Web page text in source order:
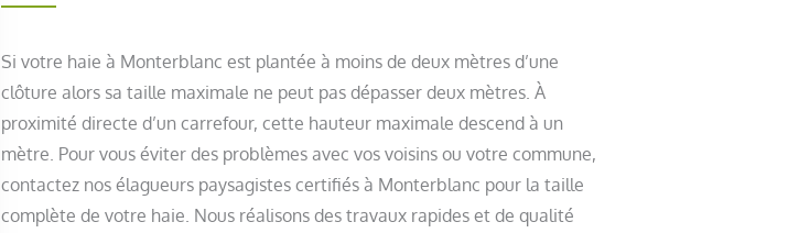
Si votre haie à Monterblanc est plantée à moins de deux mètres d’une
clôture alors sa taille maximale ne peut pas dépasser deux mètres. À
proximité directe d’un carrefour, cette hauteur maximale descend à un
mètre. Pour vous éviter des problèmes avec vos voisins ou votre commune,
contactez nos élagueurs paysagistes certifiés à Monterblanc pour la taille
complète de votre haie. Nous réalisons des travaux rapides et de qualité